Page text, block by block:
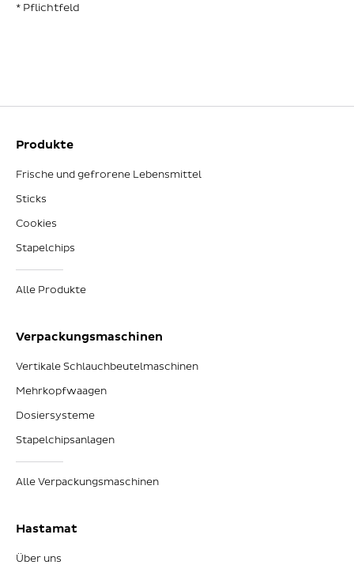
* Pflichtfeld
Produkte
Frische und gefrorene Lebensmittel
Sticks
Cookies
Stapelchips
Alle Produkte
Verpackungsmaschinen
Vertikale Schlauchbeutelmaschinen
Mehrkopfwaagen
Dosiersysteme
Stapelchipsanlagen
Alle Verpackungsmaschinen
Hastamat
Über uns